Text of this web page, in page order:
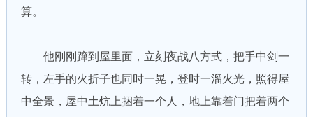
算。
他刚刚蹿到屋里面，立刻夜战八方式，把手中剑一
转，左手的火折子也同时一晃，登时一溜火光，照得屋
中全景，屋中土炕上捆着一个人，地上靠着门把着两个